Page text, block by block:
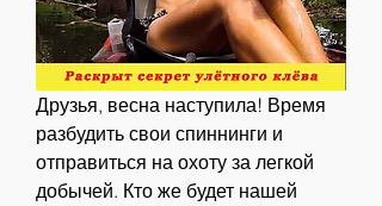
Друзья, весна наступила! Время
разбудить свои спиннинги и
отправиться на охоту за легкой
добычей. Кто же будет нашей